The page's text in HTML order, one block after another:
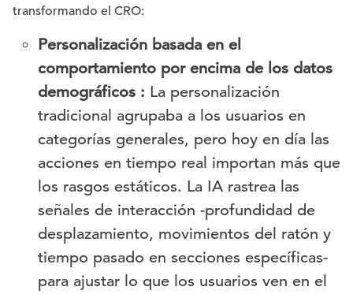
transformando el CRO:
Personalización basada en el
comportamiento por encima de los datos
demográficos : La personalización
tradicional agrupaba a los usuarios en
categorías generales, pero hoy en día las
acciones en tiempo real importan más que
los rasgos estáticos. La IA rastrea las
señales de interacción -profundidad de
desplazamiento, movimientos del ratón y
tiempo pasado en secciones específicas-
para ajustar lo que los usuarios ven en el